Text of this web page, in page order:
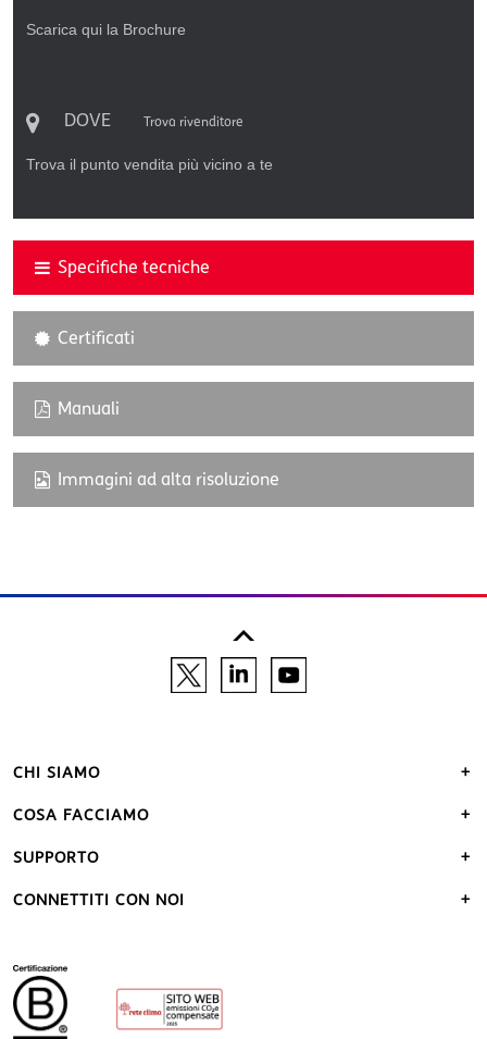
Scarica qui la Brochure
DOVE Trova rivenditore
Trova il punto vendita più vicino a te
Specifiche tecniche
Certificati
Manuali
Immagini ad alta risoluzione
CHI SIAMO
COSA FACCIAMO
SUPPORTO
CONNETTITI CON NOI